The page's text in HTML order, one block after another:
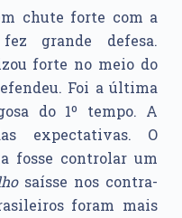
chute forte com a
grande defesa.
forte no meio do
Foi a última
do 1º tempo. A
expectativas. O
fosse controlar um
saísse nos contra-
foram mais